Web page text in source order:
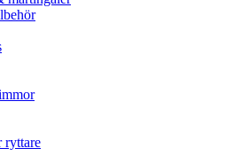
ryttare